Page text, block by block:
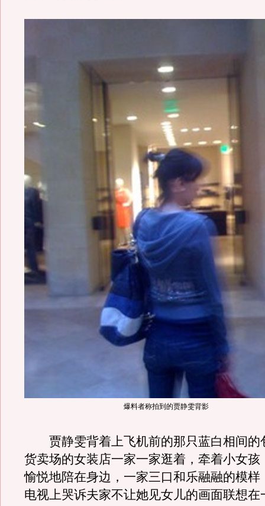
爆料者称拍到的贾静雯背影
贾静雯背着上飞机前的那只蓝白相间的
货卖场的女装店一家一家逛着，牵着小女孩
愉悦地陪在身边，一家三口和乐融融的模样
电视上哭诉夫家不让她见女儿的画面联想在